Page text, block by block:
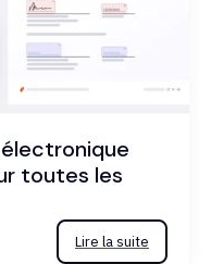
toutes les
Lire la suite